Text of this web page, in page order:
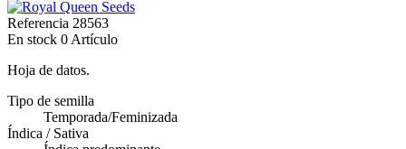
Referencia 28563
En stock 0 Artículo
Hoja de datos.
Tipo de semilla
Temporada/Feminizada
Índica / Sativa